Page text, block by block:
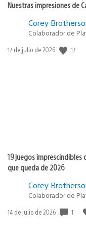
Nuestras impresiones de
Corey
Colaborador de
Fecha
17 de julio de 2026 17
19 juegos imprescindibles
que queda de 2026
Corey
Colaborador de
Fecha
14 de julio de 2026 1